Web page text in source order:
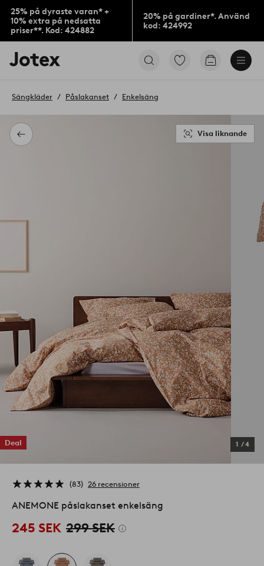
25% på dyraste varan* +
10% extra på nedsatta
priser**. Kod: 424882
20% på gardiner*. Använd
kod: 424992
Jotex
logotyp
till
Gå
Gå
Tillbaka
Sängkläder Påslakanset Enkelsäng
Deal 1 /4
Visa liknande
83 26 recensioner
ANEMONE påslakanset enkelsäng
245 SEK 299 SEK